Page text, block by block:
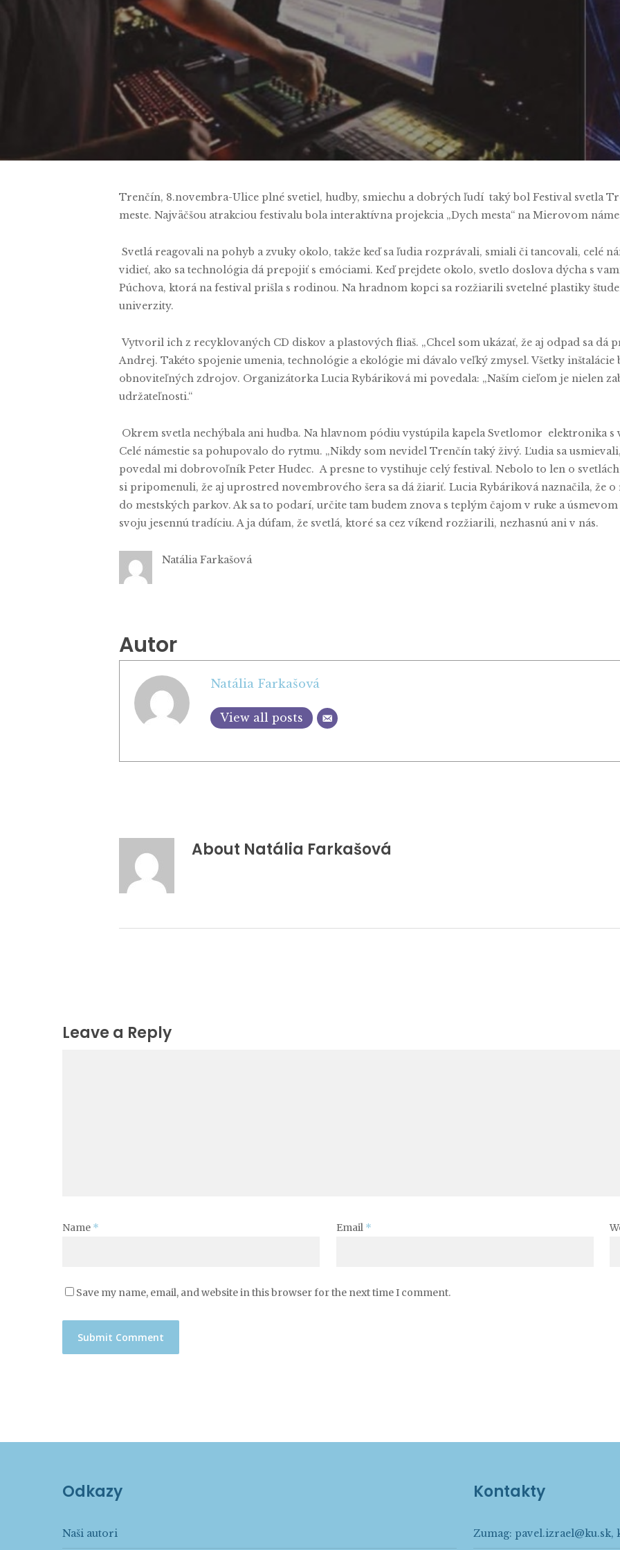
By Natália Farkašová
Trenčín, 8.novembra-Ulice plné svetiel, hudby, smiechu a dobrých ľudí taký bol Festival svetla
meste. Najväčšou atrakciou festivalu bola interaktívna projekcia „Dych mesta“ na Mierovom
Svetlá reagovali na pohyb a zvuky okolo, takže keď sa ľudia rozprávali, smiali či tancovali, celé
vidieť, ako sa technológia dá prepojiť s emóciami. Keď prejdete okolo, svetlo doslova dýcha s
Púchova, ktorá na festival prišla s rodinou. Na hradnom kopci sa rozžiarili svetelné plastiky
univerzity.
Vytvoril ich z recyklovaných CD diskov a plastových fliaš. „Chcel som ukázať, že aj odpad sa dá
Andrej. Takéto spojenie umenia, technológie a ekológie mi dávalo veľký zmysel. Všetky
obnoviteľných zdrojov. Organizátorka Lucia Rybáriková mi povedala: „Naším cieľom je nielen
udržateľnosti.“
Okrem svetla nechýbala ani hudba. Na hlavnom pódiu vystúpila kapela Svetlomor elektronika
Celé námestie sa pohupovalo do rytmu. „Nikdy som nevidel Trenčín taký živý. Ľudia sa
povedal mi dobrovoľník Peter Hudec. A presne to vystihuje celý festival. Nebolo to len o
si pripomenuli, že aj uprostred novembrového šera sa dá žiariť. Lucia Rybáriková naznačila, že
do mestských parkov. Ak sa to podarí, určite tam budem znova s teplým čajom v ruke a
svoju jesennú tradíciu. A ja dúfam, že svetlá, ktoré sa cez víkend rozžiarili,
Natália Farkašová
Autor
Natália Farkašová
View all posts
About Natália Farkašová
Leave a Reply
Name * Email *
Save my name, email, and website in this browser for the next time I comment.
Odkazy
Naši autori
Kontakty
Zumag: pavel.izrael@ku.sk,